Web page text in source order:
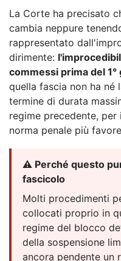
La Corte ha precisato
cambia neppure
rappresentato
dirimente:
commessi prima del
quella fascia non ha né
termine di durata
regime precedente,
norma penale più
⚠️ Perché questo
fascicolo
Molti procedimenti
collocati proprio in
regime del blocco
della sospensione
ancora pendente un